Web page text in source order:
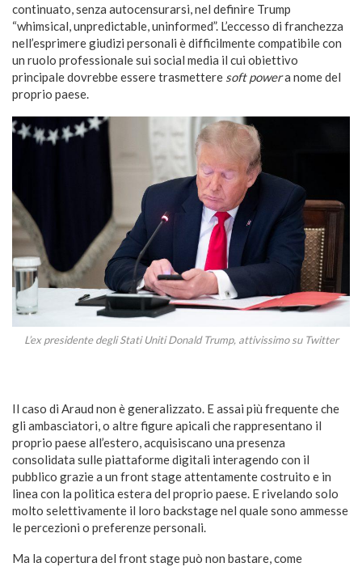
continuato, senza autocensurarsi, nel definire Trump
“whimsical, unpredictable, uninformed”. L’eccesso di franchezza
nell’esprimere giudizi personali è difficilmente compatibile con
un ruolo professionale sui social media il cui obiettivo
principale dovrebbe essere trasmettere soft powera nome del
proprio paese.
L’ex presidente degli Stati Uniti Donald Trump, attivissimo su Twitter
Il caso di Araud non è generalizzato. E assai più frequente che
gli ambasciatori, o altre figure apicali che rappresentano il
proprio paese all’estero, acquisiscano una presenza
consolidata sulle piattaforme digitali interagendo con il
pubblico grazie a un front stage attentamente costruito e in
linea con la politica estera del proprio paese. E rivelando solo
molto selettivamente il loro backstage nel quale sono ammesse
le percezioni o preferenze personali.
Ma la copertura del front stage può non bastare, come